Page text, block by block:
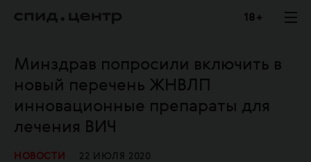
18 +
Минздрав попросили включить в
новый перечень ЖНВЛП
инновационные препараты для
лечения ВИЧ
НОВОСТИ 22 ИЮЛЯ 2020